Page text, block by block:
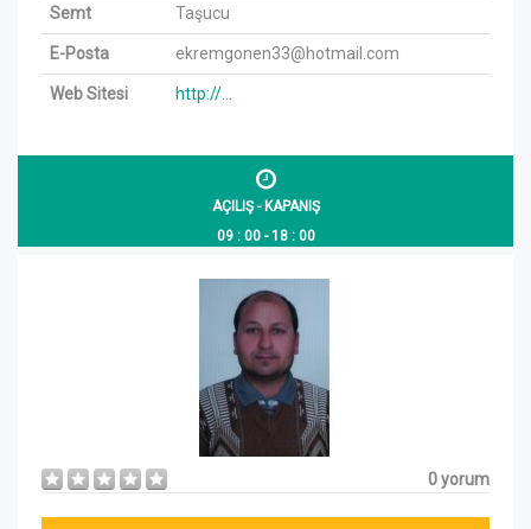
Semt Taşucu
E-Posta ekremgonen33@hotmail.com
Web Sitesi http://...
AÇILIŞ - KAPANIŞ
09 : 00 - 18 : 00
0 yorum